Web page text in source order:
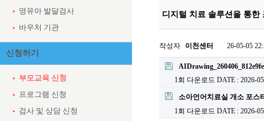
영유아 발달검사
바우처 기관
신청하기
부모교육 신청
프로그램 신청
검사 및 상담 신청
디지털 치료 솔루션을 통한
작성자 이천센터
26-05-05
첨부파일
1회 다운로드 DATE : 2026-
소아언어치료실 개소 포스
1회 다운로드 DATE : 2026-